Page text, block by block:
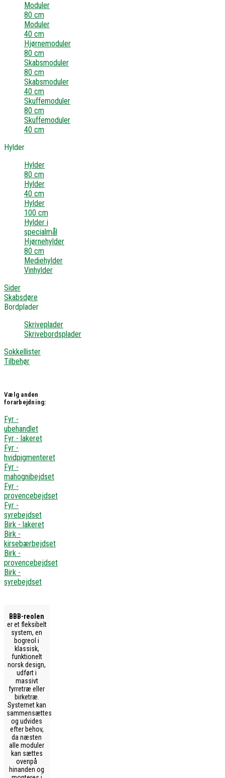
Moduler
80 cm
Moduler
40 cm
Hjørnemoduler
80 cm
Skabsmoduler
80 cm
Skabsmoduler
40 cm
Skuffemoduler
80 cm
Skuffemoduler
40 cm
Hylder
Hylder
80 cm
Hylder
40 cm
Hylder
100 cm
Hylder i
specialmål
Hjørnehylder
80 cm
Mediehylder
Vinhylder
Sider
Skabsdøre
Bordplader
Skriveplader
Skrivebordsplader
Sokkellister
Tilbehør
Vælg anden
forarbejdning:
Fyr -
ubehandlet
Fyr - lakeret
Fyr -
hvidpigmenteret
Fyr -
mahognibejdset
Fyr -
provencebejdset
Fyr -
syrebejdset
Birk - lakeret
Birk -
kirsebærbejdset
Birk -
provencebejdset
Birk -
syrebejdset
BBB-reolen
er et fleksibelt
system, en
bogreol i
klassisk,
funktionelt
norsk design,
udført i
massivt
fyrretræ eller
birketræ.
Systemet kan
sammensættes
og udvides
efter behov,
da næsten
alle moduler
kan sættes
ovenpå
hinanden og